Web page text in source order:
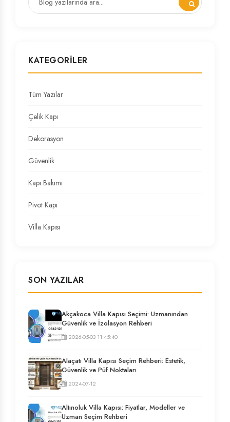
KATEGORILER
Tüm Yazılar
Çelik Kapı
Dekorasyon
Güvenlik
Kapı Bakımı
Pivot Kapı
Villa Kapısı
SON YAZILAR
Akçakoca Villa Kapısı Seçimi: Uzmanından
Güvenlik ve İzolasyon Rehberi
2026-05-03 11:45:40
Alaçatı Villa Kapısı Seçim Rehberi: Estetik,
Güvenlik ve Püf Noktaları
2024-07-12
Altınoluk Villa Kapısı: Fiyatlar, Modeller ve
Uzman Seçim Rehberi